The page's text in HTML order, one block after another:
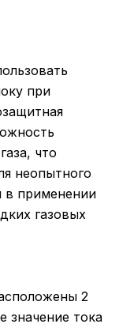
при
что
неопытного
в применении
газовых
2
значение тока